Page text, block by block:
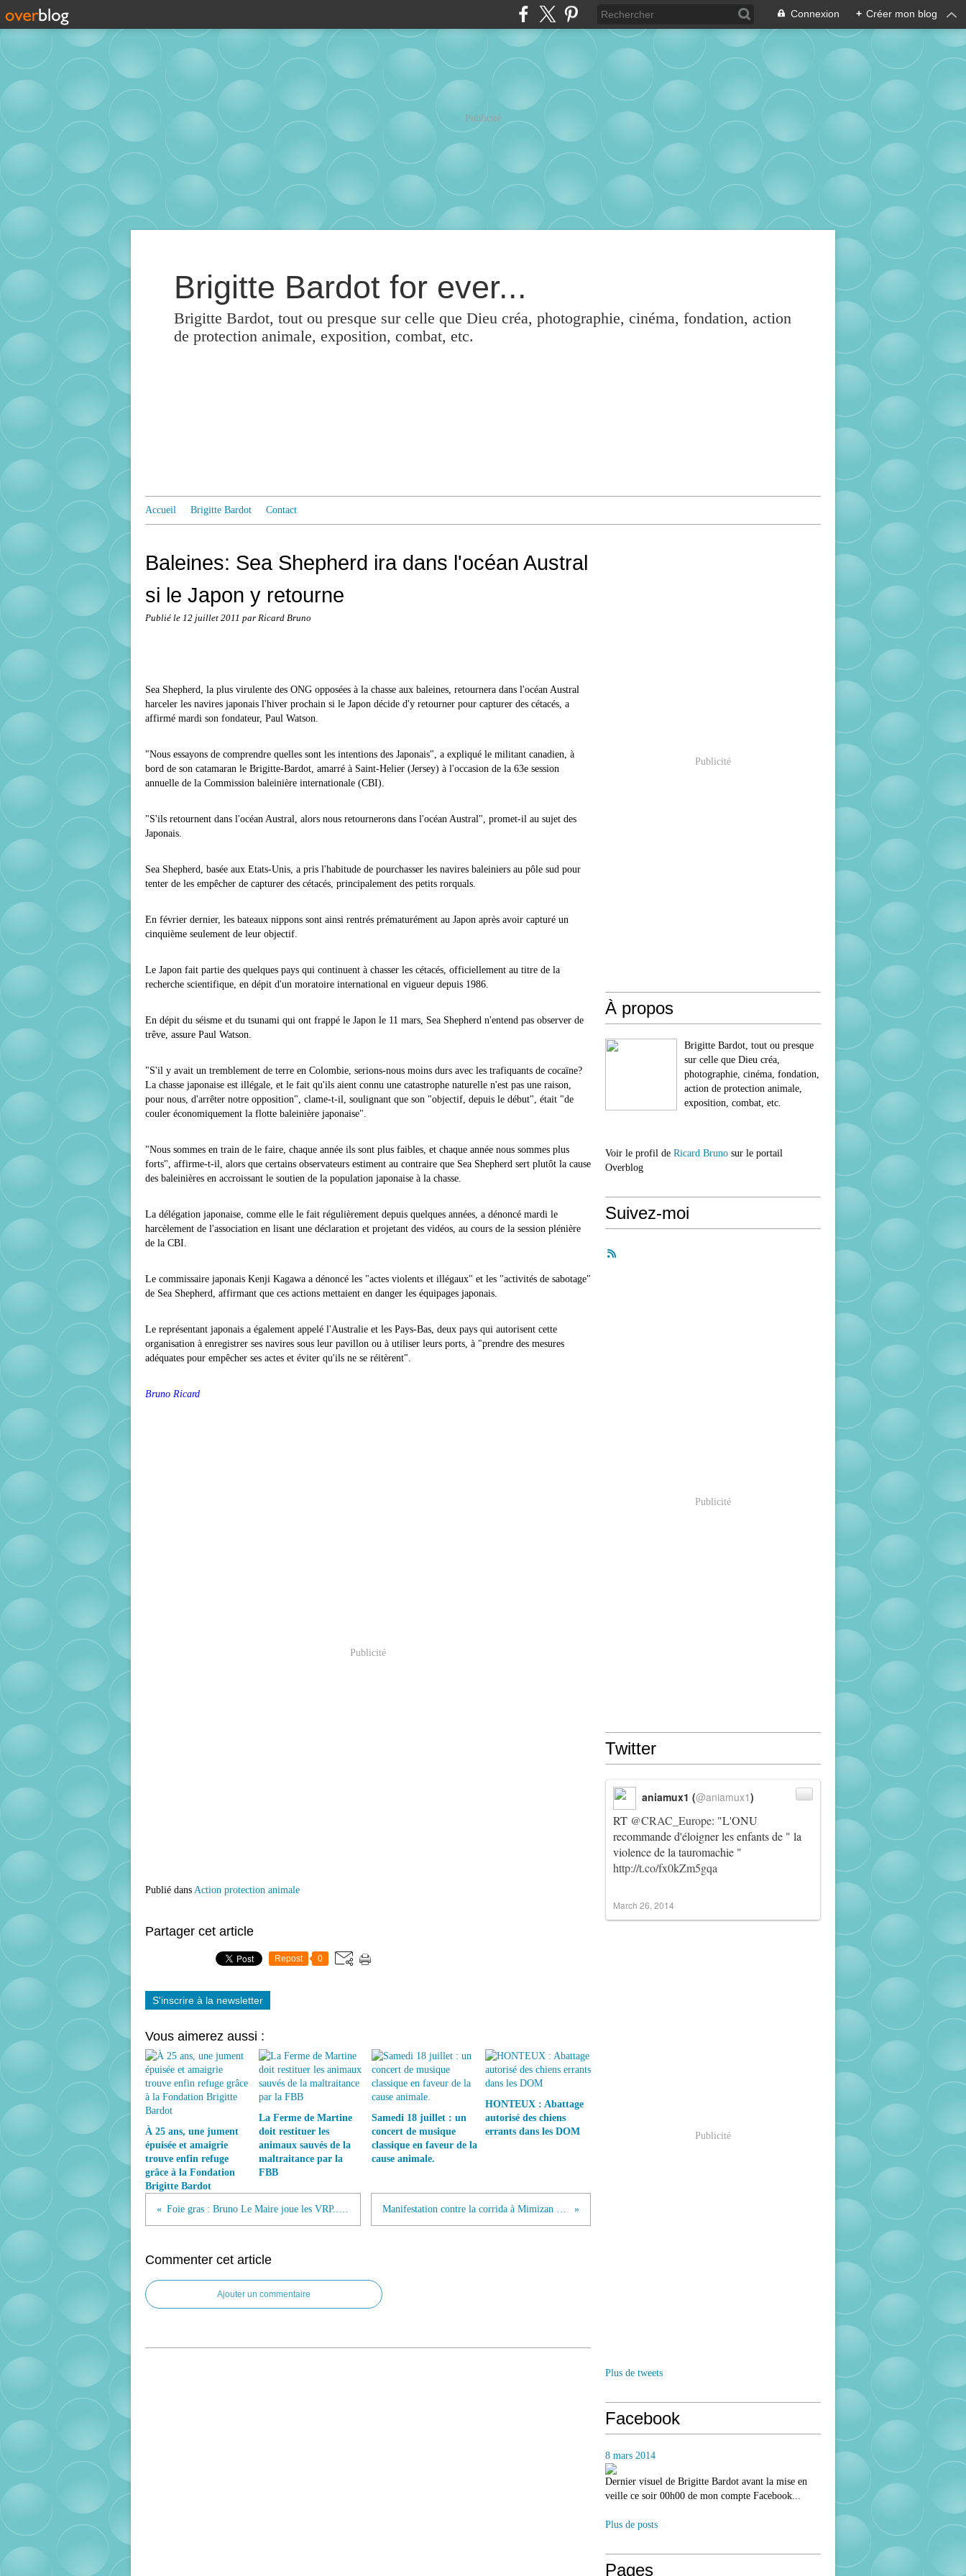
Connexion + Créer mon blog
Publicité
Brigitte Bardot for ever...
Brigitte Bardot, tout ou presque sur celle que Dieu créa, photographie, cinéma, fondation, action
de protection animale, exposition, combat, etc.
Accueil Brigitte Bardot Contact
Baleines: Sea Shepherd ira dans l'océan Austral
si le Japon y retourne
Publié le 12 juillet 2011 par Ricard Bruno
Sea Shepherd, la plus virulente des ONG opposées à la chasse aux baleines, retournera dans l'océan Austral
harceler les navires japonais l'hiver prochain si le Japon décide d'y retourner pour capturer des cétacés, a
affirmé mardi son fondateur, Paul Watson.
"Nous essayons de comprendre quelles sont les intentions des Japonais", a expliqué le militant canadien, à
bord de son catamaran le Brigitte-Bardot, amarré à Saint-Helier (Jersey) à l'occasion de la 63e session
annuelle de la Commission baleinière internationale (CBI).
"S'ils retournent dans l'océan Austral, alors nous retournerons dans l'océan Austral", promet-il au sujet des
Japonais.
Sea Shepherd, basée aux Etats-Unis, a pris l'habitude de pourchasser les navires baleiniers au pôle sud pour
tenter de les empêcher de capturer des cétacés, principalement des petits rorquals.
En février dernier, les bateaux nippons sont ainsi rentrés prématurément au Japon après avoir capturé un
cinquième seulement de leur objectif.
Le Japon fait partie des quelques pays qui continuent à chasser les cétacés, officiellement au titre de la
recherche scientifique, en dépit d'un moratoire international en vigueur depuis 1986.
En dépit du séisme et du tsunami qui ont frappé le Japon le 11 mars, Sea Shepherd n'entend pas observer de
trêve, assure Paul Watson.
"S'il y avait un tremblement de terre en Colombie, serions-nous moins durs avec les trafiquants de cocaïne?
La chasse japonaise est illégale, et le fait qu'ils aient connu une catastrophe naturelle n'est pas une raison,
pour nous, d'arrêter notre opposition", clame-t-il, soulignant que son "objectif, depuis le début", était "de
couler économiquement la flotte baleinière japonaise".
"Nous sommes en train de le faire, chaque année ils sont plus faibles, et chaque année nous sommes plus
forts", affirme-t-il, alors que certains observateurs estiment au contraire que Sea Shepherd sert plutôt la cause
des baleinières en accroissant le soutien de la population japonaise à la chasse.
La délégation japonaise, comme elle le fait régulièrement depuis quelques années, a dénoncé mardi le
harcèlement de l'association en lisant une déclaration et projetant des vidéos, au cours de la session plénière
de la CBI.
Le commissaire japonais Kenji Kagawa a dénoncé les "actes violents et illégaux" et les "activités de sabotage"
de Sea Shepherd, affirmant que ces actions mettaient en danger les équipages japonais.
Le représentant japonais a également appelé l'Australie et les Pays-Bas, deux pays qui autorisent cette
organisation à enregistrer ses navires sous leur pavillon ou à utiliser leurs ports, à "prendre des mesures
adéquates pour empêcher ses actes et éviter qu'ils ne se réitèrent".
Bruno Ricard
Publicité
Publié dans Action protection animale
Partager cet article
Repost 0
S'inscrire à la newsletter
Vous aimerez aussi :
À 25 ans, une jument
épuisée et amaigrie
trouve enfin refuge
grâce à la Fondation
Brigitte Bardot
La Ferme de Martine
doit restituer les
animaux sauvés de la
maltraitance par la
FBB
Samedi 18 juillet : un
concert de musique
classique en faveur de la
cause animale.
HONTEUX : Abattage
autorisé des chiens
errants dans les DOM
Foie gras : Bruno Le Maire joue les VRP...quelle honte ! Manifestation contre la corrida à Mimizan le 23 07 2011 !
Commenter cet article
Ajouter un commentaire
Publicité
À propos
Brigitte Bardot, tout ou presque
sur celle que Dieu créa,
photographie, cinéma, fondation,
action de protection animale,
exposition, combat, etc.
Voir le profil de Ricard Bruno sur le portail
Overblog
Suivez-moi
Publicité
Twitter
RT @CRAC_Europe: "L'ONU
recommande d'éloigner les enfants de " la
violence de la tauromachie "
http://t.co/fx0kZm5gqa
aniamux1 (@aniamux1)
March 26, 2014
Publicité
Plus de tweets
Facebook
8 mars 2014
Dernier visuel de Brigitte Bardot avant la mise en
veille ce soir 00h00 de mon compte Facebook...
Plus de posts
Pages